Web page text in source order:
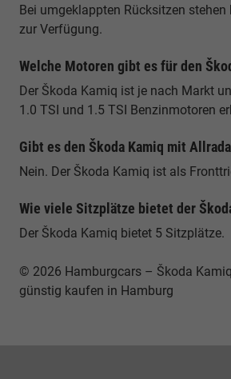
Bei umgeklappten Rücksitzen
zur Verfügung.
Welche Motoren gibt es für den
Der Škoda Kamiq ist je nach Markt
1.0 TSI und 1.5 TSI Benzinmotoren
Gibt es den Škoda Kamiq mit
Nein. Der Škoda Kamiq ist als
Wie viele Sitzplätze bietet der
Der Škoda Kamiq bietet 5 Sitzplätze.
© 2026 Hamburgcars – Škoda
günstig kaufen in Hamburg